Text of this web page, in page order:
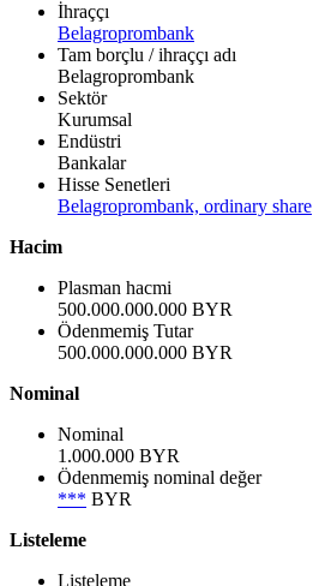
İhraççı
Belagroprombank
Tam borçlu / ihraççı adı
Belagroprombank
Sektör
Kurumsal
Endüstri
Bankalar
Hisse Senetleri
Belagroprombank, ordinary share
Hacim
Plasman hacmi
500.000.000.000 BYR
Ödenmemiş Tutar
500.000.000.000 BYR
Nominal
Nominal
1.000.000 BYR
Ödenmemiş nominal değer
*** BYR
Listeleme
Listeleme